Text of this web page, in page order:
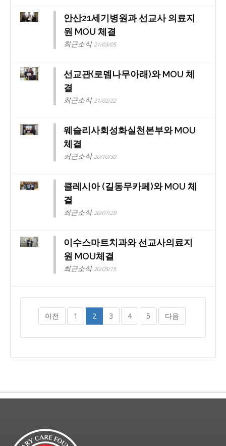
안산21세기병원과 선교사 의료지
원 MOU 체결
최근소식 21/03/05
선교관(로뎀나무아래)와 MOU 체
결
최근소식 21/02/22
웨슬리사회성화실천본부와 MOU
체결
최근소식 20/10/30
클레시아 (길동무카페)와 MOU 체
결
최근소식 20/07/29
이수스마트치과와 선교사의료지
원 MOU체결
최근소식 20/05/15
이전 1 2 3 4 5 다음